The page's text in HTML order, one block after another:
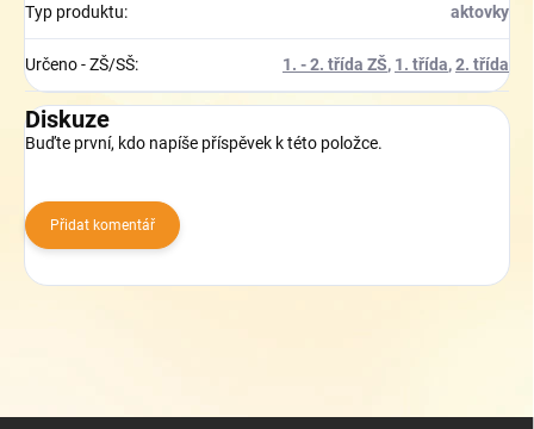
Typ produktu: aktovky
Určeno - ZŠ/SŠ: 1. - 2. třída ZŠ, 1. třída,2. třída
Diskuze
Buďte první, kdo napíše příspěvek k této položce.
Přidat komentář